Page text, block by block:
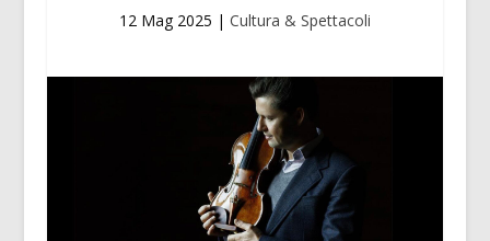
12 Mag 2025 | Cultura & Spettacoli